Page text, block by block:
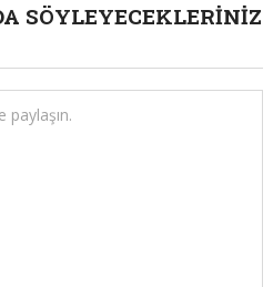
SÖYLEYECEKLERINIZ